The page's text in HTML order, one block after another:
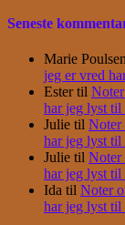
Seneste
Marie Poulsen
jeg er vred
Estertil
har jeg lyst til
Julie til Noter
har jeg lyst til
Julie til Noter
har jeg lyst til
Ida til Noter
har jeg lyst til